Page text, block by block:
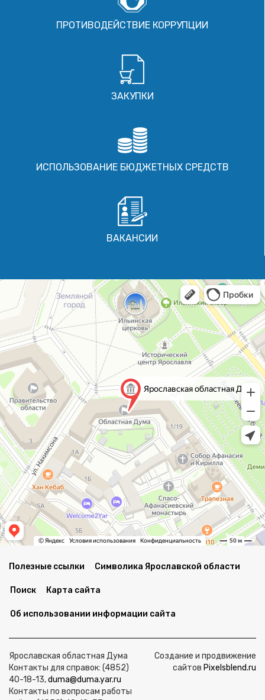
ПРОТИВОДЕЙСТВИЕ КОРРУПЦИИ
ЗАКУПКИ
ИСПОЛЬЗОВАНИЕ БЮДЖЕТНЫХ СРЕДСТВ
ВАКАНСИИ
Полезные ссылки Символика Ярославской области
Поиск Карта сайта
Об использовании информации сайта
Ярославская областная Дума
Контакты для справок: (4852)
40-18-13,duma@duma.yar.ru
Контакты по вопросам работы
Создание и продвижение
сайтов Pixelsblend.ru